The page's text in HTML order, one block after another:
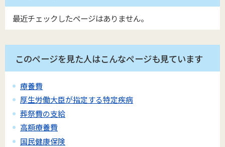
最近チェックしたページはありません。
このページを見た人はこんなページも見ています
療養費
厚生労働大臣が指定する特定疾病
葬祭費の支給
高額療養費
国民健康保険